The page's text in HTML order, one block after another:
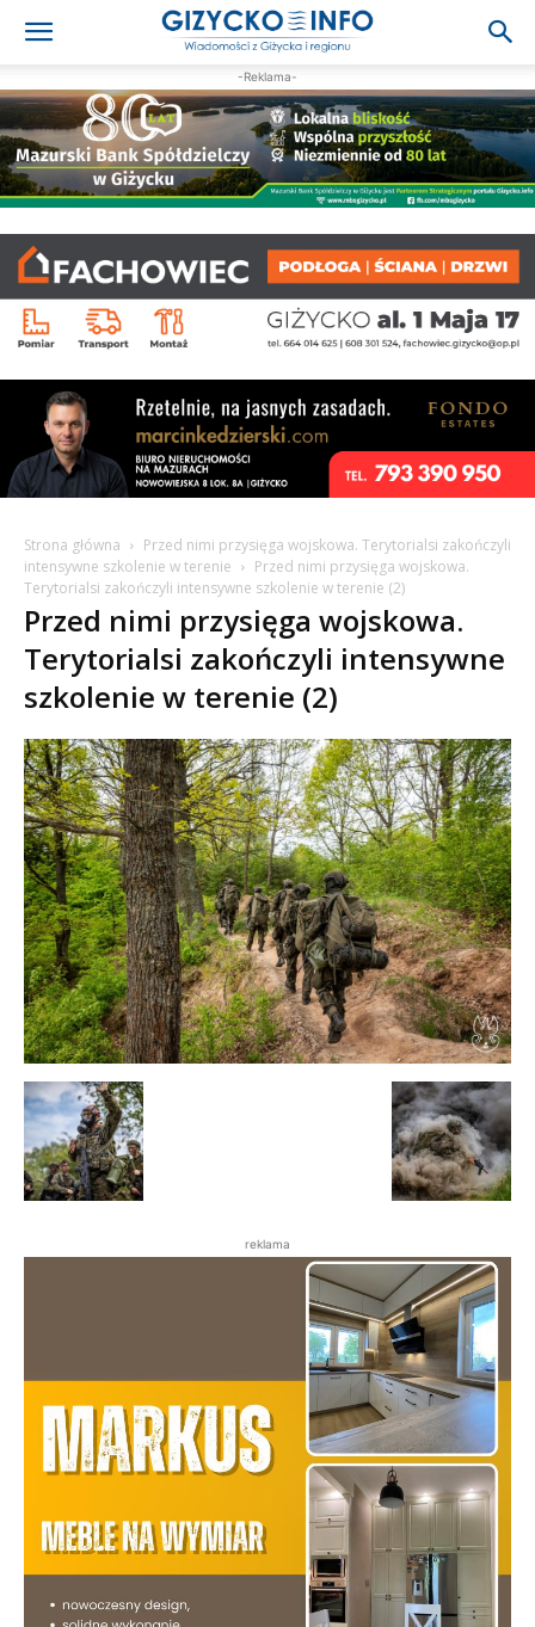
-Reklama-
Strona główna
Przed nimi przysięga wojskowa. Terytorialsi zakończyli
intensywne szkolenie w terenie
Przed nimi przysięga wojskowa.
Terytorialsi zakończyli intensywne szkolenie w terenie (2)
Przed nimi przysięga wojskowa.
Terytorialsi zakończyli intensywne
szkolenie w terenie (2)
reklama